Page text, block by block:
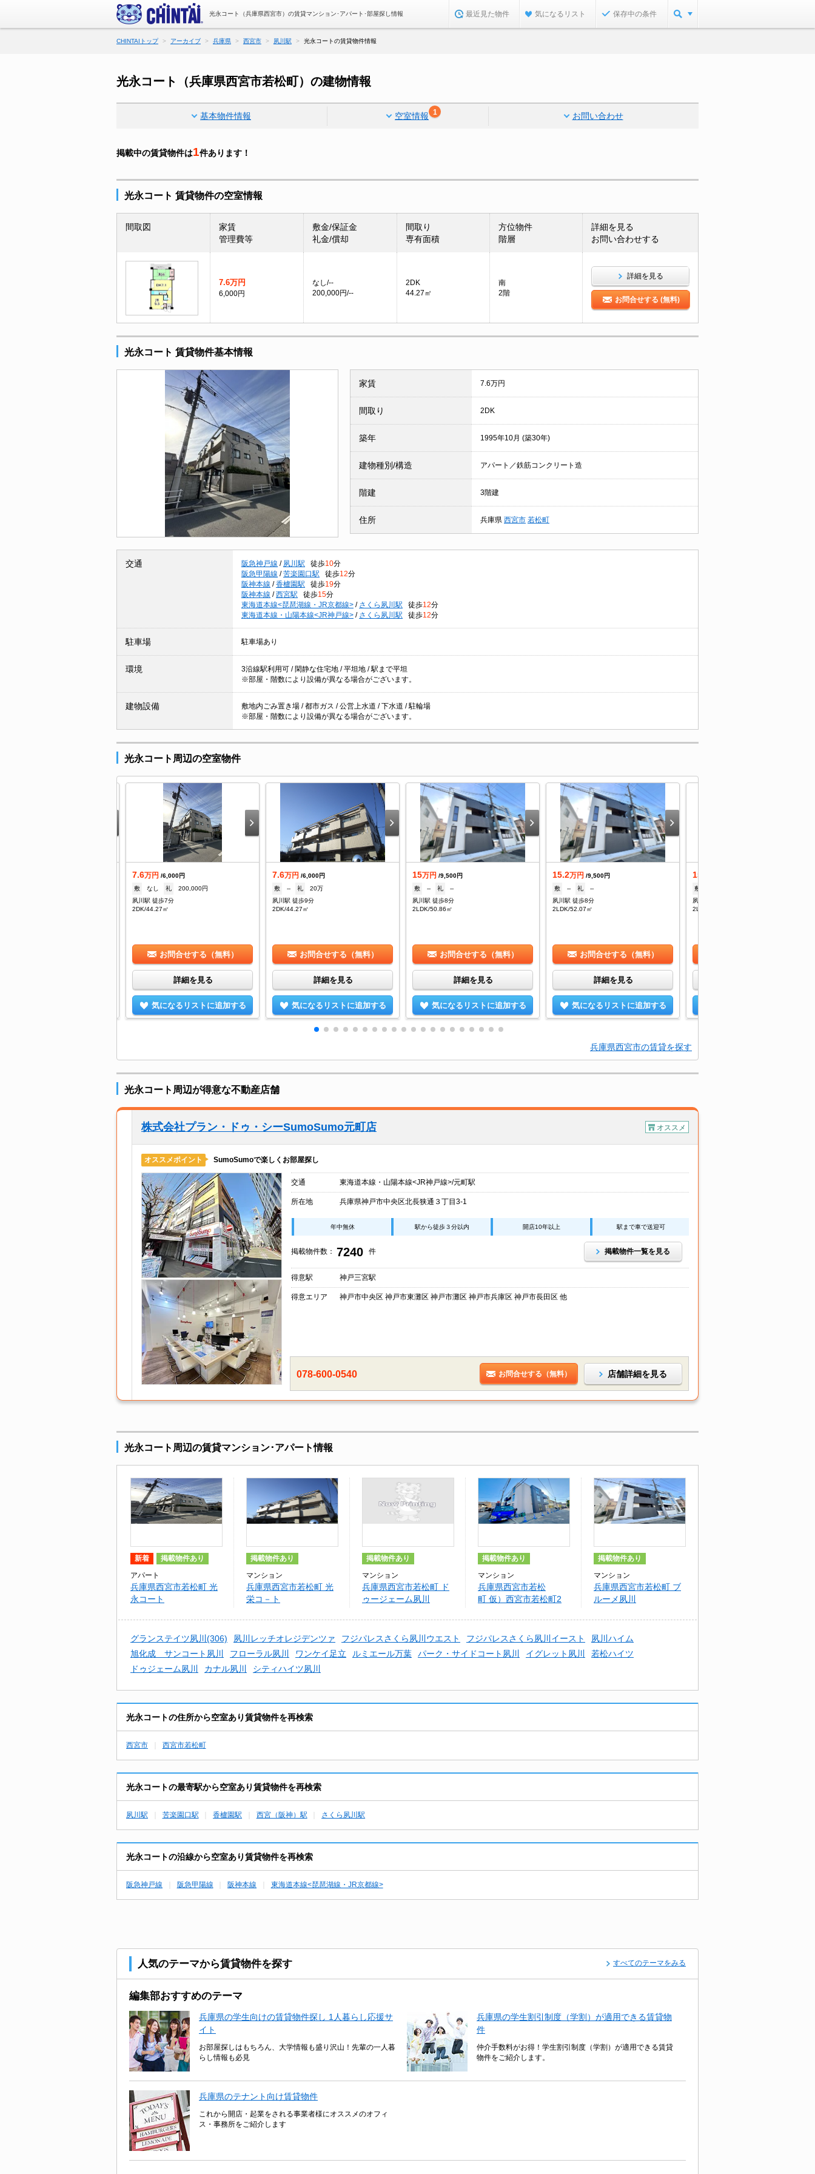
光永コート（兵庫県西宮市）の賃貸マンション･アパート･部屋探し情報 最近見た物件 気になるリスト 保存中の条件
CHINTAIトップ アーカイブ 兵庫県 西宮市 夙川駅 光永コートの賃貸物件情報
光永コート（兵庫県西宮市若松町）の建物情報
基本物件情報 空室情報 1 お問い合わせ
掲載中の賃貸物件は1件あります！
光永コート 賃貸物件の空室情報
間取図
家賃
管理費等
敷金/保証金
礼金/償却
間取り
専有面積
方位物件
階層
詳細を見る
お問い合わせする
7.6万円
6,000円
なし/--
200,000円/--
2DK
44.27㎡
南
2階
詳細を見る
お問合せする (無料)
光永コート 賃貸物件基本情報
家賃 7.6万円
間取り 2DK
築年 1995年10月 (築30年)
建物種別/構造 アパート／鉄筋コンクリート造
階建 3階建
住所 兵庫県 西宮市 若松町
交通 阪急神戸線 / 夙川駅 徒歩10分
阪急甲陽線 / 苦楽園口駅 徒歩12分
阪神本線 / 香櫨園駅 徒歩19分
阪神本線 / 西宮駅 徒歩15分
東海道本線<琵琶湖線・JR京都線> / さくら夙川駅 徒歩12分
東海道本線・山陽本線<JR神戸線> / さくら夙川駅 徒歩12分
駐車場 駐車場あり
環境
3沿線駅利用可 / 閑静な住宅地 / 平坦地 / 駅まで平坦
※部屋・階数により設備が異なる場合がございます。
建物設備
敷地内ごみ置き場 / 都市ガス / 公営上水道 / 下水道 / 駐輪場
※部屋・階数により設備が異なる場合がございます。
光永コート周辺の空室物件
7.6万円 /6,000円
敷
なし 礼
200,000円
夙川駅 徒歩7分
2DK/44.27㎡
お問合せする（無料）
詳細を見る
気になるリストに追加する
7.6万円 /6,000円
敷
-- 礼
20万
夙川駅 徒歩9分
2DK/44.27㎡
お問合せする（無料）
詳細を見る
気になるリストに追加する
15万円 /9,500円
敷
-- 礼
--
夙川駅 徒歩8分
2LDK/50.86㎡
お問合せする（無料）
詳細を見る
気になるリストに追加する
15.2万円 /9,500円
敷
-- 礼
--
夙川駅 徒歩8分
2LDK/52.07㎡
お問合せする（無料）
詳細を見る
気になるリストに追加する
15.7
敷
夙川駅 徒歩8分
2LDK/52.07㎡
兵庫県西宮市の賃貸を探す
光永コート周辺が得意な不動産店舗
株式会社プラン・ドゥ・シーSumoSumo元町店 オススメ
オススメポイント SumoSumoで楽しくお部屋探し
交通 東海道本線・山陽本線<JR神戸線>/元町駅
所在地 兵庫県神戸市中央区北長狭通３丁目3-1
年中無休 駅から徒歩３分以内 開店10年以上 駅まで車で送迎可
掲載物件数： 7240 件 掲載物件一覧を見る
得意駅 神戸三宮駅
得意エリア 神戸市中央区 神戸市東灘区 神戸市灘区 神戸市兵庫区 神戸市長田区 他
078-600-0540 お問合せする（無料） 店舗詳細を見る
光永コート周辺の賃貸マンション･アパート情報
新着 掲載物件あり
アパート
兵庫県西宮市若松町 光
永コート
掲載物件あり
マンション
兵庫県西宮市若松町 光
栄コ－ト
掲載物件あり
マンション
兵庫県西宮市若松町 ド
ゥージェーム夙川
掲載物件あり
マンション
兵庫県西宮市若松
町 仮）西宮市若松町2
掲載物件あり
マンション
兵庫県西宮市若松町 ブ
ルーメ夙川
グランステイツ夙川(306) 夙川レッチオレジデンツァ フジパレスさくら夙川ウエスト フジパレスさくら夙川イースト
夙川ハイム
旭化成 サンコート夙川
フローラル夙川 ワンケイ足立 ルミエール万葉 パーク・サイドコート夙川 イグレット夙川
若松ハイツ
ドゥジェーム夙川
カナル夙川 シティハイツ夙川
光永コートの住所から空室あり賃貸物件を再検索
西宮市 西宮市若松町
光永コートの最寄駅から空室あり賃貸物件を再検索
夙川駅 苦楽園口駅 香櫨園駅 西宮（阪神）駅 さくら夙川駅
光永コートの沿線から空室あり賃貸物件を再検索
阪急神戸線 阪急甲陽線 阪神本線 東海道本線<琵琶湖線・JR京都線>
人気のテーマから賃貸物件を探す すべてのテーマをみる
編集部おすすめのテーマ
兵庫県の学生向けの賃貸物件探し 1人暮らし応援サ
イト
お部屋探しはもちろん、大学情報も盛り沢山！先輩の一人暮
らし情報も必見
兵庫県の学生割引制度（学割）が適用できる賃貸物
件
仲介手数料がお得！学生割引制度（学割）が適用できる賃貸
物件をご紹介します。
兵庫県のテナント向け賃貸物件
これから開店・起業をされる事業者様にオススメのオフィ
ス・事務所をご紹介します